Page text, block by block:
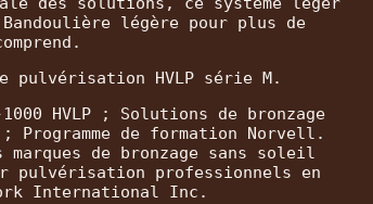
légère pour plus de
pulvérisation HVLP série M.
HVLP ; Solutions de bronzage
de formation Norvell.
marques de bronzage sans soleil
pulvérisation professionnels en
International Inc.